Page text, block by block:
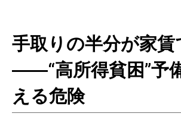
手取りの半分が家賃
――“高所得貧困”予
える危険